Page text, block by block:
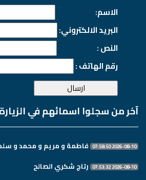
الاسم:
البريد الالكتروني:
النص :
رقم الهاتف :
آخر من سجلوا اسمائهم في الزيارة
2026-08-10 07:58:50 فاطمة و مريم و محمد و
2026-08-10 07:53:32 رتاج شكري الصالح